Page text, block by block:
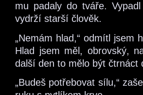
mu padaly do tváře.
vydrží starší člověk.
„Nemám hlad,“ odmítl jsem
Hlad jsem měl, obrovský,
další den to mělo být čtrnáct
„Budeš potřebovat sílu,“